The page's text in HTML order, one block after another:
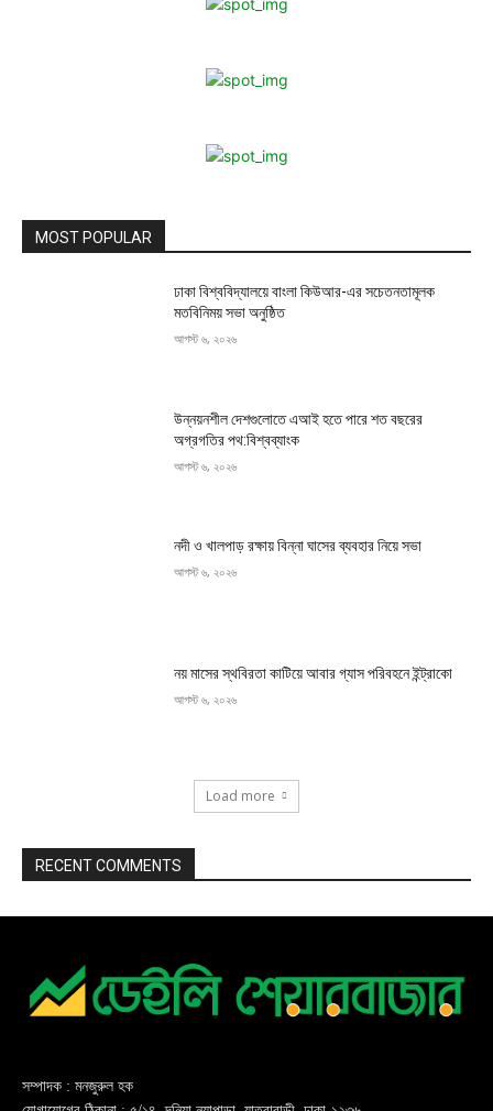
MOST POPULAR
ঢাকা বিশ্ববিদ্যালয়ে বাংলা কিউআর-এর সচেতনতামূলক
মতবিনিময় সভা অনুষ্ঠিত
আগস্ট ৬, ২০২৬
উন্নয়নশীল দেশগুলোতে এআই হতে পারে শত বছরের
অগ্রগতির পথ:বিশ্বব্যাংক
আগস্ট ৬, ২০২৬
নদী ও খালপাড় রক্ষায় বিন্না ঘাসের ব্যবহার নিয়ে সভা
আগস্ট ৬, ২০২৬
নয় মাসের স্থবিরতা কাটিয়ে আবার গ্যাস পরিবহনে ইন্ট্রাকো
আগস্ট ৬, ২০২৬
Load more
RECENT COMMENTS
সম্পাদক : মনজুরুল হক